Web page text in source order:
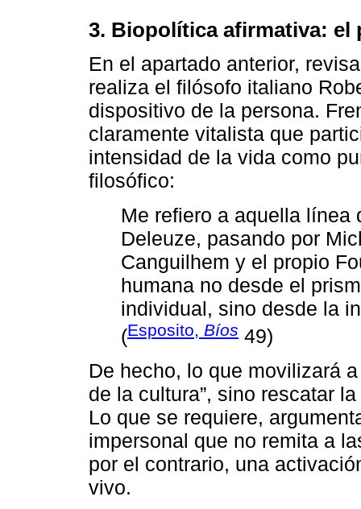
3. Biopolítica afirmativa: el
En el apartado anterior,
realiza el filósofo italiano
dispositivo de la persona.
claramente vitalista que
intensidad de la vida como
filosófico:
Me refiero a aquella línea
Deleuze, pasando por
Canguilhem y el propio
humana no desde el
individual, sino desde la
(Esposito, Bíos 49)
De hecho, lo que movilizará
de la cultura”, sino rescatar
Lo que se requiere,
impersonal que no remita a
por el contrario, una
vivo.